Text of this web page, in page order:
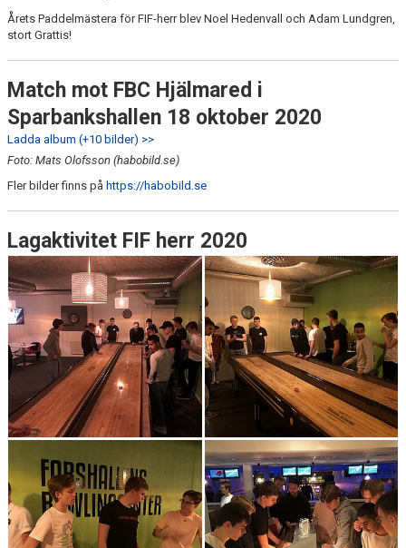
Årets Paddelmästera för FIF-herr blev Noel Hedenvall och Adam Lundgren,
stort Grattis!
Match mot FBC Hjälmared i
Sparbankshallen 18 oktober 2020
Ladda album (+10 bilder) >>
Foto: Mats Olofsson (habobild.se)
Fler bilder finns på https://habobild.se
Lagaktivitet FIF herr 2020